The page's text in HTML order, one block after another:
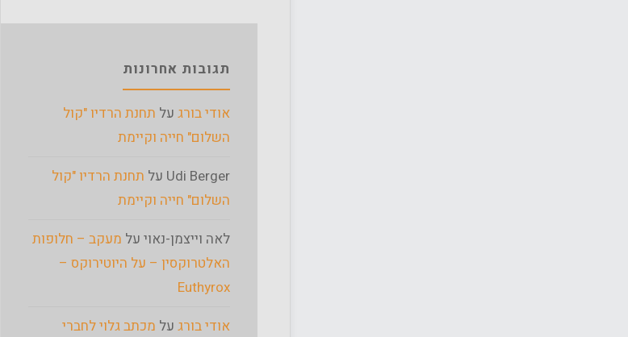
תגובות אחרונות
אודי בורג על תחנת הרדיו "קול
השלום" חייה וקיימת
Udi Berger על תחנת הרדיו "קול
השלום" חייה וקיימת
לאה וייצמן-נאוי על מעקב – חלופות
האלטרוקסין – על היוטירוקס –
Euthyrox
אודי בורג על מכתב גלוי לחברי